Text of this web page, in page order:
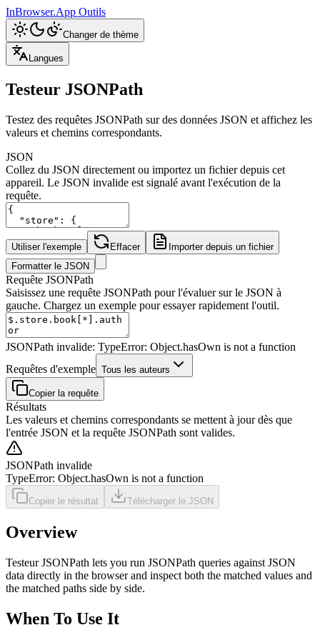
InBrowser.App Outils
Changer de thème
Langues
Testeur JSONPath
Testez des requêtes JSONPath sur des données JSON et affichez les
valeurs et chemins correspondants.
JSON
Collez du JSON directement ou importez un fichier depuis cet
appareil. Le JSON invalide est signalé avant l'exécution de la
requête.
Utiliser l'exemple Effacer
Importer depuis un fichier
Formatter le JSON
Requête JSONPath
Saisissez une requête JSONPath pour l'évaluer sur le JSON à
gauche. Chargez un exemple pour essayer rapidement l'outil.
JSONPath invalide: TypeError: Object.hasOwn is not a function
Requêtes d'exemple Tous les auteurs
Copier la requête
Résultats
Les valeurs et chemins correspondants se mettent à jour dès que
l'entrée JSON et la requête JSONPath sont valides.
JSONPath invalide
TypeError: Object.hasOwn is not a function
Copier le résultat Télécharger le JSON
Overview
Testeur JSONPath lets you run JSONPath queries against JSON
data directly in the browser and inspect both the matched values and
the matched paths side by side.
When To Use It